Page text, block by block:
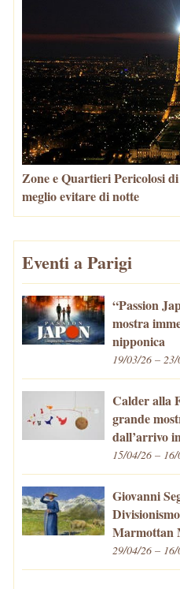
Zone e Quartieri Pericolosi
meglio evitare di notte
Eventi a Parigi
“Passion
mostra
nipponica
19/03/26 –
Calder alla
grande
dall’arrivo
15/04/26 –
Giovanni
Marmottan
29/04/26 –